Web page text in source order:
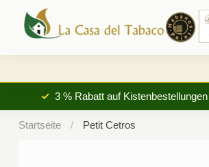
3 % Rabatt auf Kistenbestellungen
Startseite / Petit Cetros